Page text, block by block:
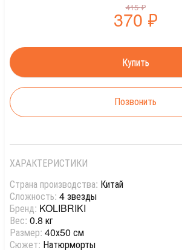
415₽
370 ₽
Позвонить
ХАРАКТЕРИСТИКИ
Страна производства: Китай
Сложность: 4 звезды
Бренд: KOLIBRIKI
Вес: 0.8 кг
Размер: 40х50 см
Сюжет: Натюрморты